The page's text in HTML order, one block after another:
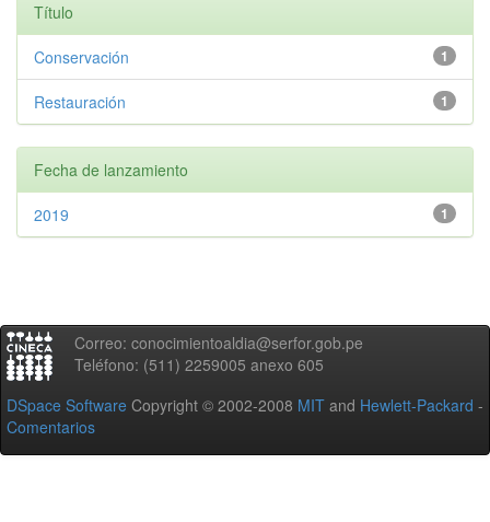
Título
1
Conservación
1
Restauración
Fecha de lanzamiento
1
2019
Correo: conocimientoaldia@serfor.gob.pe
Teléfono: (511) 2259005 anexo 605
DSpace Software Copyright © 2002-2008 MIT and Hewlett-Packard -
Comentarios